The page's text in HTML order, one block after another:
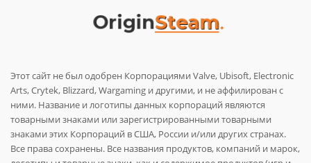
Этот сайт не был одобрен Корпорациями Valve, Ubisoft, Electronic
Arts, Crytek, Blizzard, Wargaming и другими, и не аффилирован с
ними. Название и логотипы данных корпораций являются
товарными знаками или зарегистрированными товарными
знаками этих Корпораций в США, России и/или других странах.
Все права сохранены. Все названия продуктов, компаний и марок,